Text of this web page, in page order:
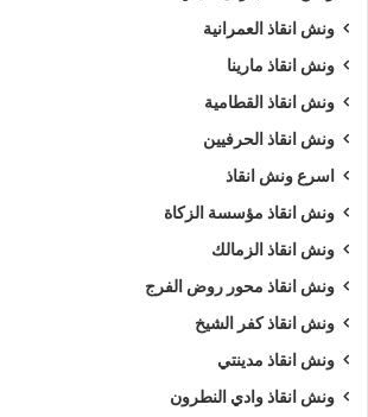
ونش انقاذ العمرانية
ونش انقاذ مارينا
ونش انقاذ القطامية
ونش انقاذ الحرفيين
اسرع ونش انقاذ
ونش انقاذ مؤسسة الزكاة
ونش انقاذ الزمالك
ونش انقاذ محور روض الفرج
ونش انقاذ كفر الشيخ
ونش انقاذ مدينتي
ونش انقاذ وادي النطرون